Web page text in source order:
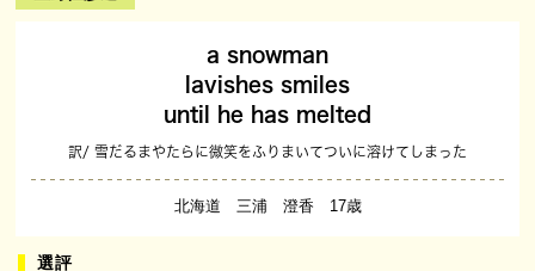
a snowman
lavishes smiles
until he has melted
訳/ 雪だるまやたらに微笑をふりまいてついに溶けてしまった
北海道 三浦 澄香 17歳